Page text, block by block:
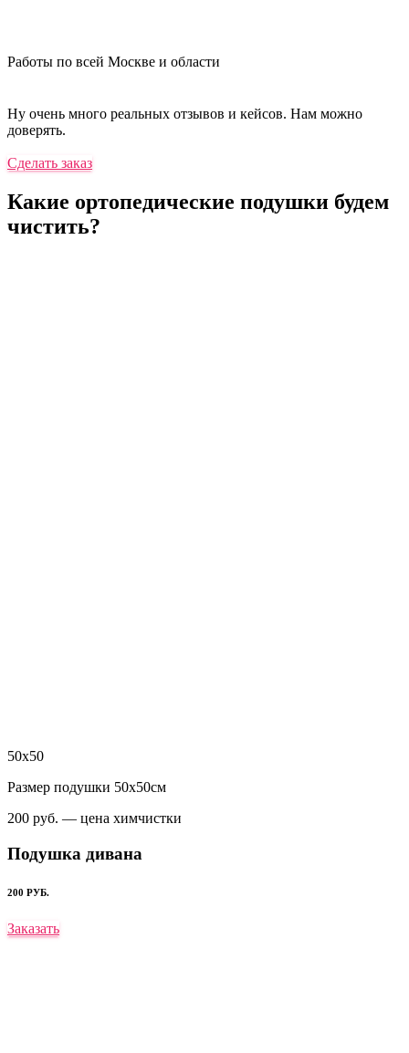
Работы по всей Москве и области
Ну очень много реальных отзывов и кейсов. Нам можно
доверять.
Сделать заказ
Какие ортопедические подушки будем
чистить?
50х50
Размер подушки 50х50см
200 руб. — цена химчистки
Подушка дивана
200 РУБ.
Заказать